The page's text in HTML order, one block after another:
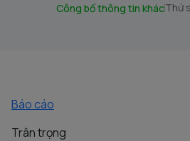
Công bố thông tin khácThứ
Báo cáo
Trân trọng